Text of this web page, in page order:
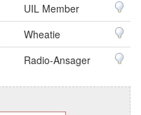
UIL Member
Wheatie
Radio-Ansager